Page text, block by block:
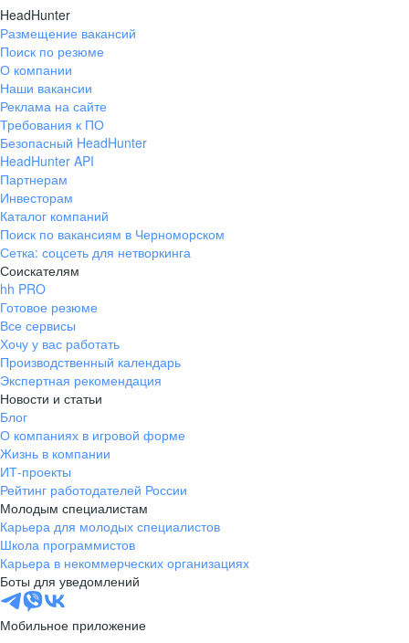
HeadHunter
Размещение вакансий
Поиск по резюме
О компании
Наши вакансии
Реклама на сайте
Требования к ПО
Безопасный HeadHunter
HeadHunter API
Партнерам
Инвесторам
Каталог компаний
Поиск по вакансиям в Черноморском
Сетка: соцсеть для нетворкинга
Соискателям
hh PRO
Готовое резюме
Все сервисы
Хочу у вас работать
Производственный календарь
Экспертная рекомендация
Новости и статьи
Блог
О компаниях в игровой форме
Жизнь в компании
ИТ-проекты
Рейтинг работодателей России
Молодым специалистам
Карьера для молодых специалистов
Школа программистов
Карьера в некоммерческих организациях
Боты для уведомлений
Мобильное приложение